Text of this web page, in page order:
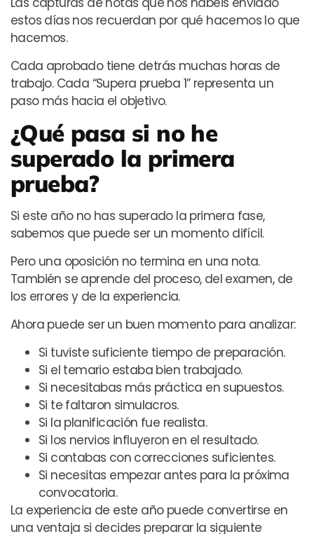
estos días nos recuerdan por qué hacemos lo que
hacemos.
Cada aprobado tiene detrás muchas horas de
trabajo. Cada “Supera prueba 1” representa un
paso más hacia el objetivo.
¿Qué pasa si no he
superado la primera
prueba?
Si este año no has superado la primera fase,
sabemos que puede ser un momento difícil.
Pero una oposición no termina en una nota.
También se aprende del proceso, del examen, de
los errores y de la experiencia.
Ahora puede ser un buen momento para analizar:
Si tuviste suficiente tiempo de preparación.
Si el temario estaba bien trabajado.
Si necesitabas más práctica en supuestos.
Si te faltaron simulacros.
Si la planificación fue realista.
Si los nervios influyeron en el resultado.
Si contabas con correcciones suficientes.
Si necesitas empezar antes para la próxima
convocatoria.
La experiencia de este año puede convertirse en
una ventaja si decides preparar la siguiente